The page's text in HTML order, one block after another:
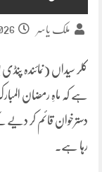
ملک یاسر
ہے کہ ماہِ رمضان
رہا ہے۔